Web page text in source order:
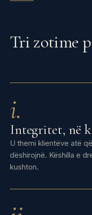
Tri zotime
i.
Integritet, në
U themi klientëve atë
dëshirojnë. Këshilla e
kushton.